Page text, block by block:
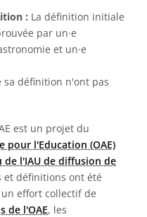
: La définition initiale
par un·e
et un·e
sa définition n'ont pas
est un projet du
pour l'Education (OAE)
de l'IAU de diffusion de
et définitions ont été
effort collectif de
de l'OAE, les